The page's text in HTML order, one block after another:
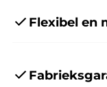
Flexibel en